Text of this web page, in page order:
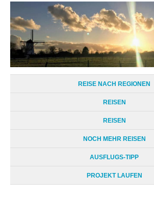
REISE NACH REGIONEN
REISEN
REISEN
NOCH MEHR REISEN
AUSFLUGS-TIPP
PROJEKT LAUFEN